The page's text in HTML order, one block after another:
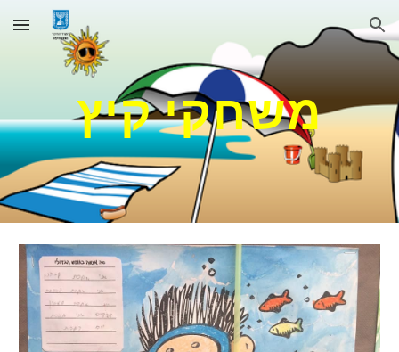
Skip to main content Skip to navigation
משחקי קיץ